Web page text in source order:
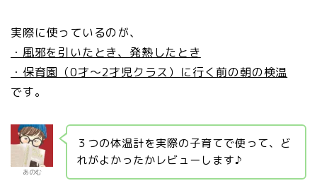
実際に使っているのが、
・風邪を引いたとき、発熱したとき
・保育園（0才～2才児クラス）に行く前の朝の検温
です。
あのむ
３つの体温計を実際の子育てで使って、ど
れがよかったかレビューします♪